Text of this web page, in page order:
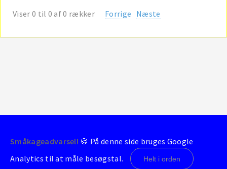
Viser 0 til 0 af 0 rækker Forrige Næste
© 2004-2026 - BrondbyStats
Småkageadvarsel! 🍪 På denne side bruges Google
Analytics til at måle besøgstal.
Helt i orden